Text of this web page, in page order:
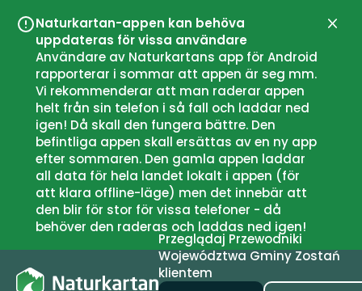
Naturkartan-appen kan behöva
uppdateras för vissa användare
Användare av Naturkartans app för Android
rapporterar i sommar att appen är seg mm.
Vi rekommenderar att man raderar appen
helt från sin telefon i så fall och laddar ned
igen! Då skall den fungera bättre. Den
befintliga appen skall ersättas av en ny app
efter sommaren. Den gamla appen laddar
all data för hela landet lokalt i appen (för
att klara offline-läge) men det innebär att
den blir för stor för vissa telefoner - då
behöver den raderas och laddas ned igen!
Przeglądaj Przewodniki
Województwa Gminy Zostań
klientem